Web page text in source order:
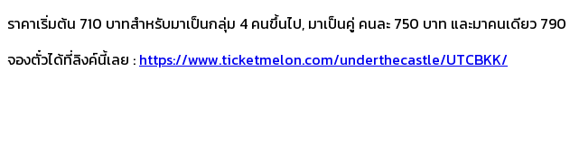
ราคาเริ่มต้น 710 บาทสำหรับมาเป็นกลุ่ม 4 คนขึ้นไป, มาเป็นคู่ คนละ 750 บาท และมาคนเดียว
จองตั๋วได้ที่ลิงค์นี้เลย : https://www.ticketmelon.com/underthecastle/UTCBKK/